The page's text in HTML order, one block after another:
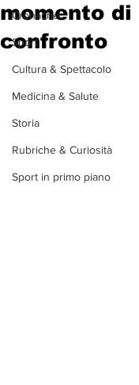
Cronache
Sport
Cultura & Spettacolo
Medicina & Salute
Storia
Rubriche & Curiosità
Sport in primo piano
momento
confronto